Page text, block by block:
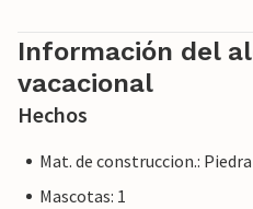
Información del
vacacional
Hechos
Mat. de construccion.: Piedra
Mascotas: 1